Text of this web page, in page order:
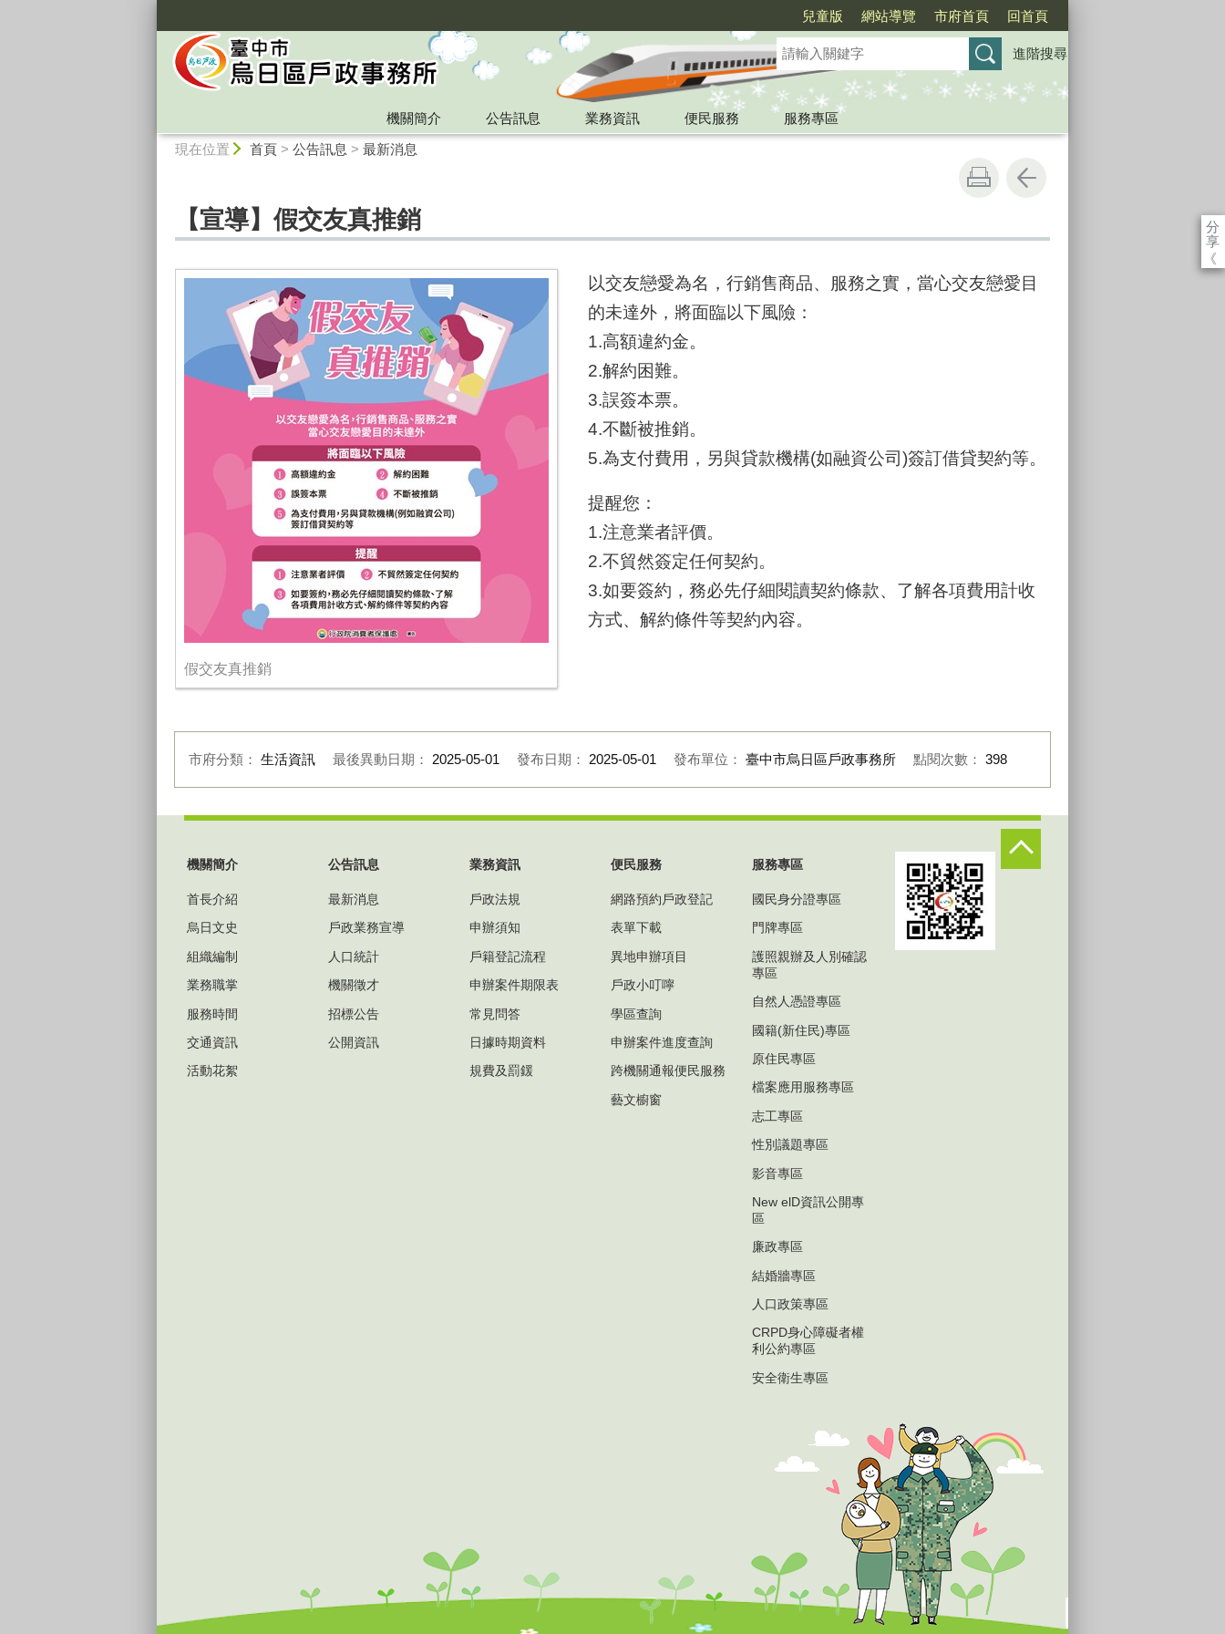
兒童版 網站導覽 市府首頁 回首頁
進階搜尋
機關簡介 公告訊息 業務資訊 便民服務
服務專區
現在位置 首頁> 公告訊息 > 最新消息
分
享
《
【宣導】假交友真推銷
假交友真推銷
以交友戀愛為名，行銷售商品、服務之實，當心交友戀愛目
的未達外，將面臨以下風險：
1.高額違約金。
2.解約困難。
3.誤簽本票。
4.不斷被推銷。
5.為支付費用，另與貸款機構(如融資公司)簽訂借貸契約等。
提醒您：
1.注意業者評價。
2.不貿然簽定任何契約。
3.如要簽約，務必先仔細閱讀契約條款、了解各項費用計收
方式、解約條件等契約內容。
市府分類： 生活資訊 最後異動日期： 2025-05-01 發布日期： 2025-05-01 發布單位： 臺中市烏日區戶政事務所 點閱次數： 398
機關簡介
首長介紹
烏日文史
組織編制
業務職掌
服務時間
交通資訊
活動花絮
公告訊息
最新消息
戶政業務宣導
人口統計
機關徵才
招標公告
公開資訊
業務資訊
戶政法規
申辦須知
戶籍登記流程
申辦案件期限表
常見問答
日據時期資料
規費及罰鍰
便民服務
網路預約戶政登記
表單下載
異地申辦項目
戶政小叮嚀
學區查詢
申辦案件進度查詢
跨機關通報便民服務
藝文櫥窗
服務專區
國民身分證專區
門牌專區
護照親辦及人別確認
專區
自然人憑證專區
國籍(新住民)專區
原住民專區
檔案應用服務專區
志工專區
性別議題專區
影音專區
New elD資訊公開專
區
廉政專區
結婚牆專區
人口政策專區
CRPD身心障礙者權
利公約專區
安全衛生專區